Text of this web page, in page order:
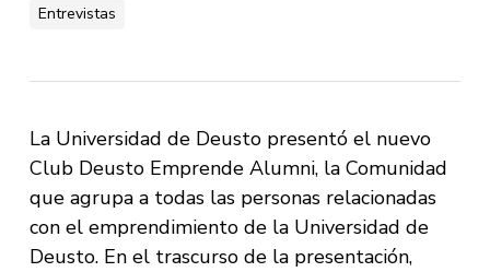
Entrevistas
La Universidad de Deusto presentó el nuevo
Club Deusto Emprende Alumni, la Comunidad
que agrupa a todas las personas relacionadas
con el emprendimiento de la Universidad de
Deusto. En el trascurso de la presentación,